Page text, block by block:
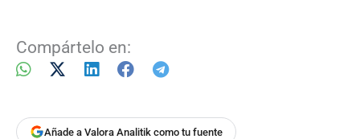
Compártelo en:
Añade a Valora Analitik como tu fuente